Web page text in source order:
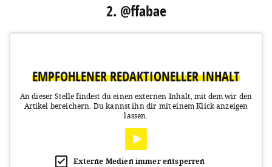
2. @ffabae
EMPFOHLENER REDAKTIONELLER INHALT
An dieser Stelle findest du einen externen Inhalt, mit dem wir den
Artikel bereichern. Du kannst ihn dir mit einem Klick anzeigen
lassen.
Externe Medien immer entsperren